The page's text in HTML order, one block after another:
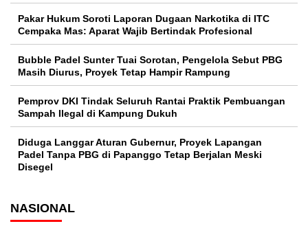
Pakar Hukum Soroti Laporan Dugaan Narkotika di ITC
Cempaka Mas: Aparat Wajib Bertindak Profesional
Bubble Padel Sunter Tuai Sorotan, Pengelola Sebut PBG
Masih Diurus, Proyek Tetap Hampir Rampung
Pemprov DKI Tindak Seluruh Rantai Praktik Pembuangan
Sampah Ilegal di Kampung Dukuh
Diduga Langgar Aturan Gubernur, Proyek Lapangan
Padel Tanpa PBG di Papanggo Tetap Berjalan Meski
Disegel
NASIONAL